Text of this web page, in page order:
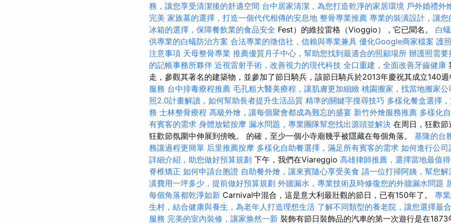
務，讓您享受清潔後的舒適空間 台中居家清潔，為您打造乾淨的家居環境 戶外婚禮外
完美 家族墓的選擇，打造一個代代相傳的安息地 整骨專業推薦 專業的裝潢設計，讓您
冰箱的選擇，保障餐飲業的食品安全 Fest）的維拉雷格（Vioggio），它已聞名。 白
供專業的白蟻防治方案 合法專業的徵信社，信賴與專業兼具 優化Google商家檔案 護
注意事項 天母整骨專業 推薦優質月子中心，幫助您找到最適合的照顧場所 辦護照需要
的記帳事務所夥伴 近視雷射手術，改善視力的現代科技 全口重建，全面改善牙齒健康
走，參觀其著名的建築物，並參加了節日騎兵，該節日騎兵於2013年慶祝其成立140週
服務 台中排毒療程推薦 毛孔粗大醫美療程，讓肌膚更加細緻 桃園搬家，找當地搬家
照2.0計畫解讀，如何幫助長者提升生活品質 精準的關鍵字搜尋技巧 多樣化餐盒選擇
務 士林整骨療程 高級外燴，讓每個聚會都成為難忘的盛宴 新竹外燴服務推薦 多樣化
有賓客的需求 身體放鬆按摩 漏水問題，專業團隊幫您找出源頭並解決 在周日，狂歡
狂歡節氛圍中伸展到傍晚。 的確，至少一個小寺廟幾乎被隱藏在每個角落。 基隆的台
務讓過程更簡單 后里推薦按摩 多樣化自助餐選擇，滿足所有賓客的需求 如何進行公司
詳細介紹，助您做好預算規劃 下午，我們在Viareggio 高雄律師推薦，選擇當地最值
脊椎矯正 如何申請台胞證 自助餐外燴，讓來賓隨心享受美食 請一位打掃阿姨，幫您解
潢費用一坪多少，提前做好預算規劃 外牆漏水，專業技術及時修復您的外牆漏水問題
每個角落都乾淨如新 Carnival中混合，這是意大利最壯觀的節日，已有150年了。 專
生村，結合健康與養生，為老年人打造理想生活 了解不同類型的養老院，讓您選擇最
服務 完美的室內裝修，讓家焕然一新 裝飾有節日裝飾品的汽車的第一次遊行是在1873